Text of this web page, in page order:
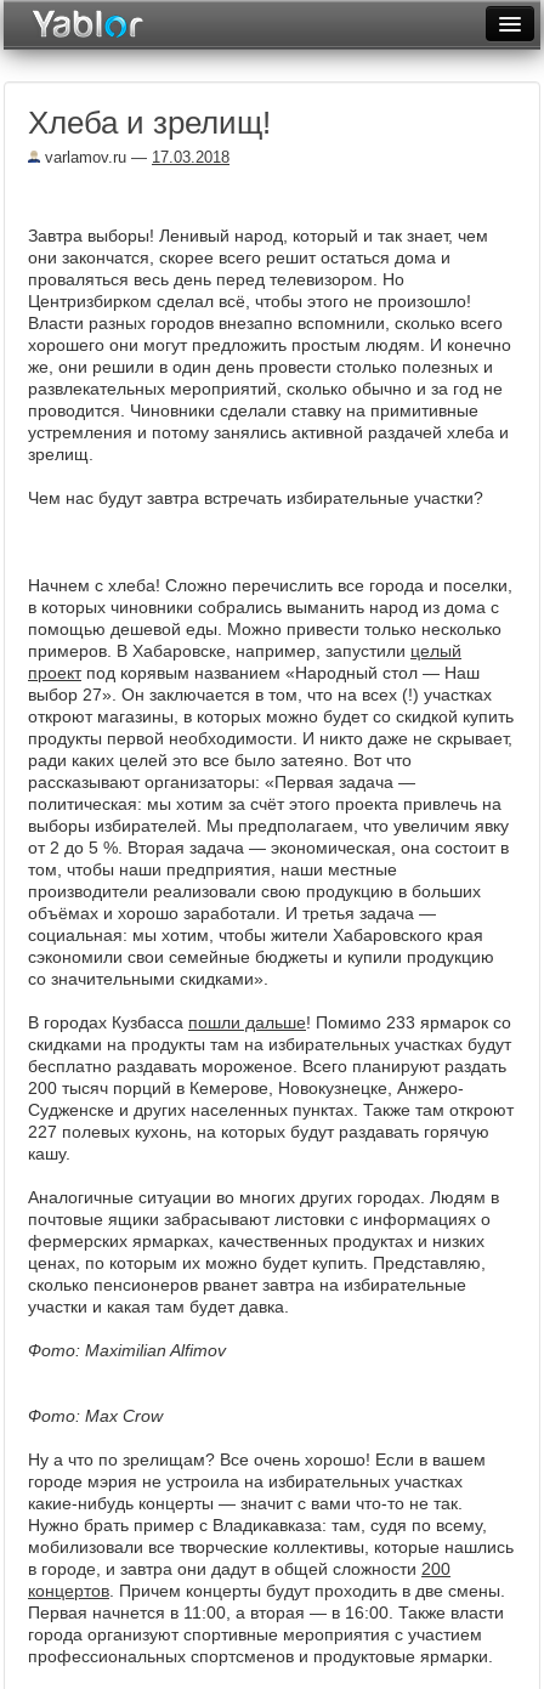
Неделя
Архив
Фототоп
Видеотоп
Хлеба и зрелищ!
varlamov.ru — 17.03.2018
Завтра выборы! Ленивый народ, который и так знает, чем
они закончатся, скорее всего решит остаться дома и
проваляться весь день перед телевизором. Но
Центризбирком сделал всё, чтобы этого не произошло!
Власти разных городов внезапно вспомнили, сколько всего
хорошего они могут предложить простым людям. И конечно
же, они решили в один день провести столько полезных и
развлекательных мероприятий, сколько обычно и за год не
проводится. Чиновники сделали ставку на примитивные
устремления и потому занялись активной раздачей хлеба и
зрелищ.
Чем нас будут завтра встречать избирательные участки?
Начнем с хлеба! Сложно перечислить все города и поселки,
в которых чиновники собрались выманить народ из дома с
помощью дешевой еды. Можно привести только несколько
примеров. В Хабаровске, например, запустили целый
проектпод корявым названием «Народный стол — Наш
выбор 27». Он заключается в том, что на всех (!) участках
откроют магазины, в которых можно будет со скидкой купить
продукты первой необходимости. И никто даже не скрывает,
ради каких целей это все было затеяно. Вот что
рассказывают организаторы: «Первая задача —
политическая: мы хотим за счёт этого проекта привлечь на
выборы избирателей. Мы предполагаем, что увеличим явку
от 2 до 5 %. Вторая задача — экономическая, она состоит в
том, чтобы наши предприятия, наши местные
производители реализовали свою продукцию в больших
объёмах и хорошо заработали. И третья задача —
социальная: мы хотим, чтобы жители Хабаровского края
сэкономили свои семейные бюджеты и купили продукцию
со значительными скидками».
В городах Кузбасса пошли дальше! Помимо 233 ярмарок со
скидками на продукты там на избирательных участках будут
бесплатно раздавать мороженое. Всего планируют раздать
200 тысяч порций в Кемерове, Новокузнецке, Анжеро-
Судженске и других населенных пунктах. Также там откроют
227 полевых кухонь, на которых будут раздавать горячую
кашу.
Аналогичные ситуации во многих других городах. Людям в
почтовые ящики забрасывают листовки с информациях о
фермерских ярмарках, качественных продуктах и низких
ценах, по которым их можно будет купить. Представляю,
сколько пенсионеров рванет завтра на избирательные
участки и какая там будет давка.
Фото: Maximilian Alfimov
Фото: Max Crow
Ну а что по зрелищам? Все очень хорошо! Если в вашем
городе мэрия не устроила на избирательных участках
какие-нибудь концерты — значит с вами что-то не так.
Нужно брать пример с Владикавказа: там, судя по всему,
мобилизовали все творческие коллективы, которые нашлись
в городе, и завтра они дадут в общей сложности 200
концертов . Причем концерты будут проходить в две смены.
Первая начнется в 11:00, а вторая — в 16:00. Также власти
города организуют спортивные мероприятия с участием
профессиональных спортсменов и продуктовые ярмарки.